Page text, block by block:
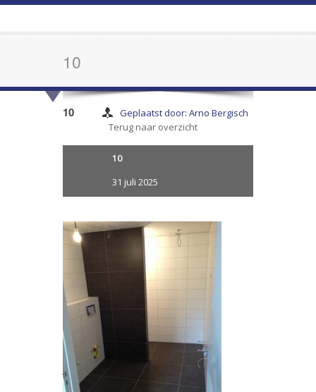
10
10
Geplaatst door: Arno Bergisch
Terug naar overzicht
10
31 juli 2025